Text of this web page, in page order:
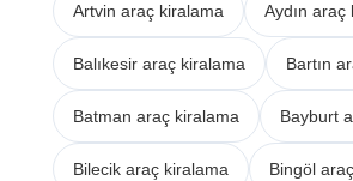
Artvin araç kiralama Aydın araç
Balıkesir araç kiralama Bartın
Batman araç kiralama Bayburt
Bilecik araç kiralama Bingöl